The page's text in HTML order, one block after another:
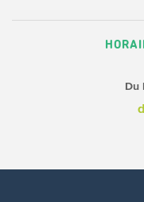
Du